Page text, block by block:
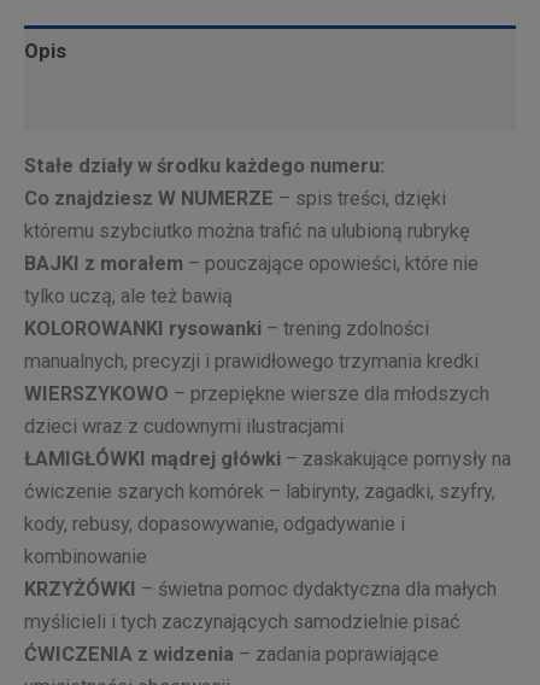
Opis
Stałe działy w środku każdego numeru:
Co znajdziesz W NUMERZE – spis treści, dzięki
któremu szybciutko można trafić na ulubioną rubrykę
BAJKI z morałem – pouczające opowieści, które nie
tylko uczą, ale też bawią
KOLOROWANKI rysowanki – trening zdolności
manualnych, precyzji i prawidłowego trzymania kredki
WIERSZYKOWO – przepiękne wiersze dla młodszych
dzieci wraz z cudownymi ilustracjami
ŁAMIGŁÓWKI mądrej główki – zaskakujące pomysły na
ćwiczenie szarych komórek – labirynty, zagadki, szyfry,
kody, rebusy, dopasowywanie, odgadywanie i
kombinowanie
KRZYŻÓWKI – świetna pomoc dydaktyczna dla małych
myślicieli i tych zaczynających samodzielnie pisać
ĆWICZENIA z widzenia – zadania poprawiające